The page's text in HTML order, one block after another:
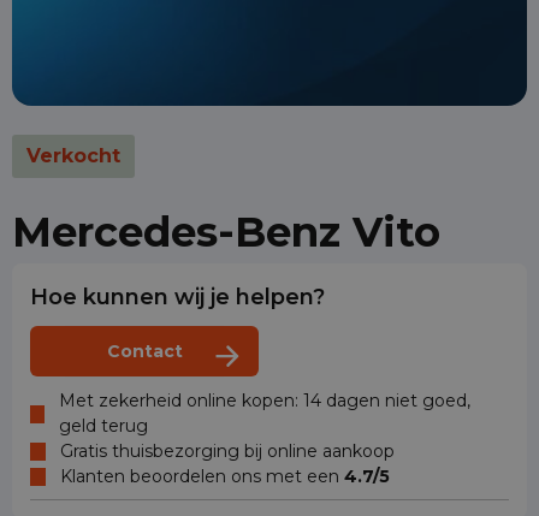
Verkocht
Mercedes-Benz Vito
Hoe kunnen wij je helpen?
Contact
Met zekerheid online kopen: 14 dagen niet goed,
geld terug
Gratis thuisbezorging bij online aankoop
Klanten beoordelen ons met een 4.7/5